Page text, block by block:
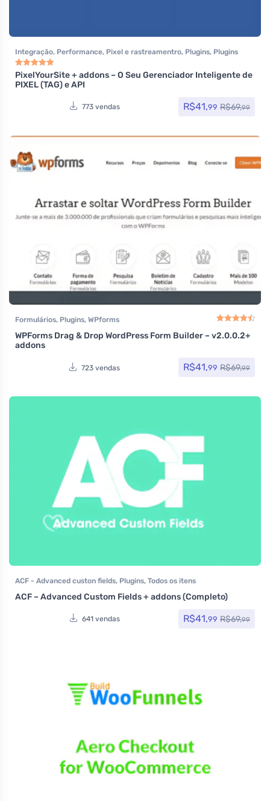
Integração, Performance, Pixel e rastreamentro, Plugins, Plugins
Wocoomerce
Avaliação5.00de 5
PixelYourSite + addons – O Seu Gerenciador Inteligente de
PIXEL (TAG) e API
773 vendas R$41,99 R$69,99
Formulários, Plugins, WPforms
Avaliação4.50
WPForms Drag & Drop WordPress Form Builder – v2.0.0.2+
addons
723 vendas R$41,99 R$69,99
ACF - Advanced custon fields, Plugins, Todos os itens
ACF – Advanced Custom Fields + addons (Completo)
641 vendas R$41,99 R$69,99